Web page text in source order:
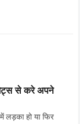
से करे अपने
लड़का हो या फिर